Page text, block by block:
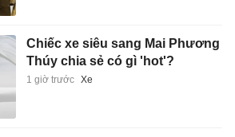
Chiếc xe siêu sang Mai Phương
Thúy chia sẻ có gì 'hot'?
1 giờ trước Xe